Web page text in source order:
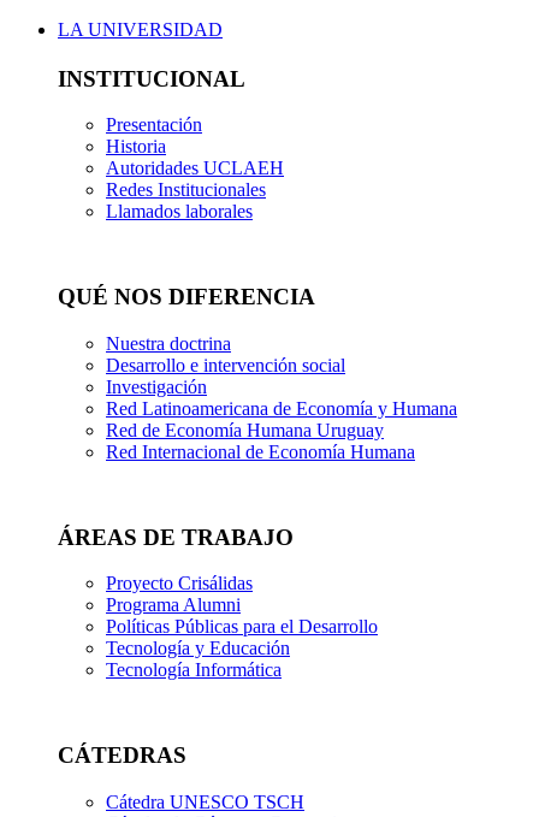
LA UNIVERSIDAD
INSTITUCIONAL
Presentación
Historia
Autoridades UCLAEH
Redes Institucionales
Llamados laborales
QUÉ NOS DIFERENCIA
Nuestra doctrina
Desarrollo e intervención social
Investigación
Red Latinoamericana de Economía y Humana
Red de Economía Humana Uruguay
Red Internacional de Economía Humana
ÁREAS DE TRABAJO
Proyecto Crisálidas
Programa Alumni
Políticas Públicas para el Desarrollo
Tecnología y Educación
Tecnología Informática
CÁTEDRAS
Cátedra UNESCO TSCH